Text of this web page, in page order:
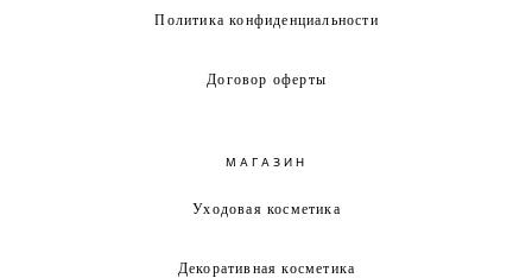
Политика конфиденциальности
Договор оферты
МАГАЗИН
Уходовая косметика
Декоративная косметика